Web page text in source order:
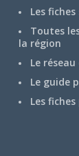
Les fiches
Toutes
la région
Le
Le guide
Les